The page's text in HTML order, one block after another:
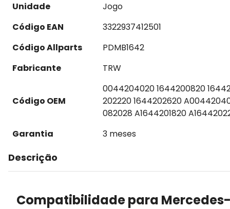
Unidade
Jogo
Código EAN
3322937412501
Código Allparts
PDMB1642
Fabricante
TRW
Código OEM
0044204020 1644200820
202220 1644202620
082028 A1644201820
Garantia
3 meses
Descrição
Compatibilidade para Mercedes-